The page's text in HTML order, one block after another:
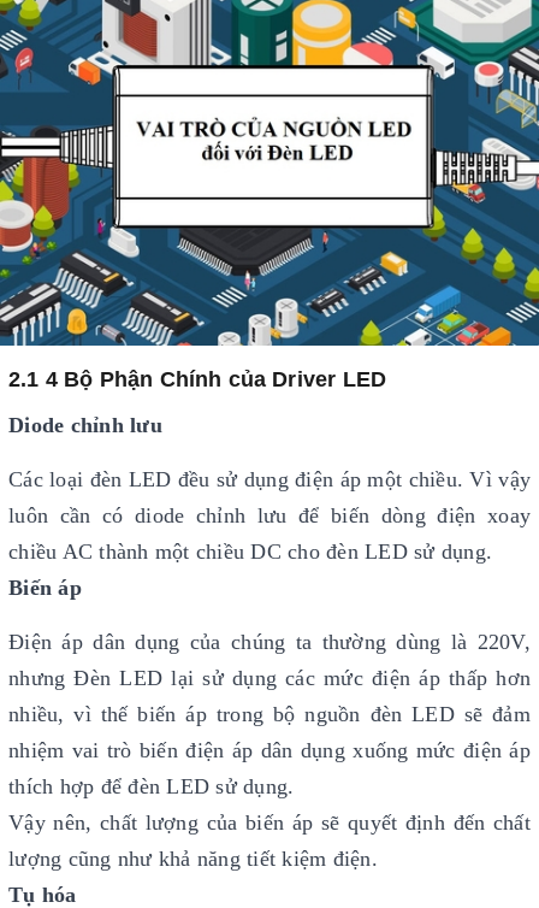
2.1 4 Bộ Phận Chính của Driver LED
Diode chỉnh lưu
Các loại đèn LED đều sử dụng điện áp một chiều. Vì vậy
luôn cần có diode chỉnh lưu để biến dòng điện xoay
chiều AC thành một chiều DC cho đèn LED sử dụng.
Biến áp
Điện áp dân dụng của chúng ta thường dùng là 220V,
nhưng Đèn LED lại sử dụng các mức điện áp thấp hơn
nhiều, vì thế biến áp trong bộ nguồn đèn LED sẽ đảm
nhiệm vai trò biến điện áp dân dụng xuống mức điện áp
thích hợp để đèn LED sử dụng.
Vậy nên, chất lượng của biến áp sẽ quyết định đến chất
lượng cũng như khả năng tiết kiệm điện.
Tụ hóa